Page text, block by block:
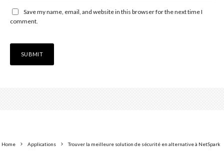
Save my name, email, and website in this browser for the next time I
comment.
Home Applications Trouver la meilleure solution de sécurité en alternative à NetSpark